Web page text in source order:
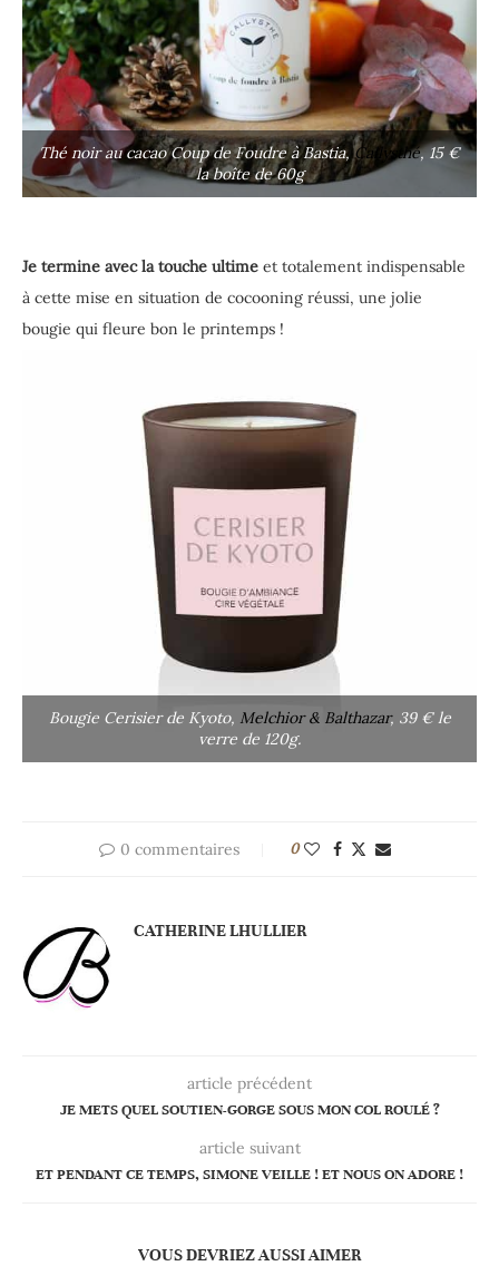
Thé noir au cacao Coup de Foudre à Bastia,Callysthé, 15 €
la boîte de 60g
Je termine avec la touche ultime et totalement indispensable
à cette mise en situation de cocooning réussi, une jolie
bougie qui fleure bon le printemps !
Bougie Cerisier de Kyoto, Melchior & Balthazar, 39 € le
verre de 120g.
0 commentaires 0
CATHERINE LHULLIER
article précédent
JE METS QUEL SOUTIEN-GORGE SOUS MON COL ROULÉ ?
article suivant
ET PENDANT CE TEMPS, SIMONE VEILLE ! ET NOUS ON ADORE !
VOUS DEVRIEZ AUSSI AIMER